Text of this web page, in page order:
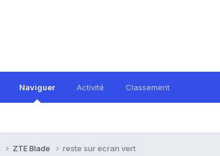
Naviguer Activité Classement
ZTE Blade reste sur ecran vert